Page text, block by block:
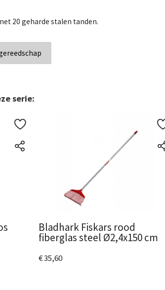
20 geharde stalen tanden.
serie:
Bladhark Fiskars rood
fiberglas steel Ø2,4x150 cm
€ 35,60